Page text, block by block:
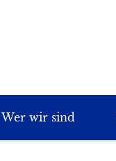
Wer wir sind